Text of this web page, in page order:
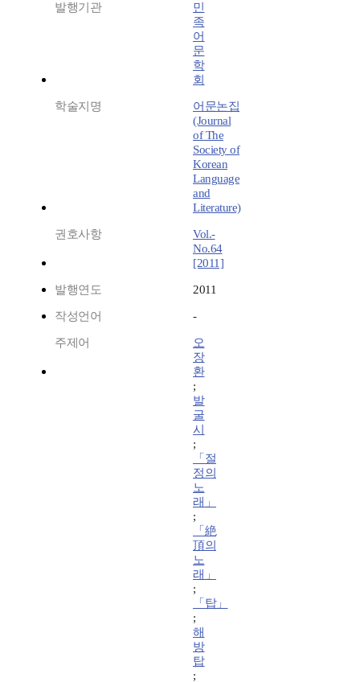
발행기관
민
족
어
문
학
회
학술지명
어문논집
(Journal
of The
Society of
Korean
Language
and
Literature)
권호사항
Vol.-
No.64
[2011]
발행연도 2011
작성언어 -
주제어
오
장
환
;
발
굴
시
;
「절
정의
노
래」
;
「絶
頂의
노
래」
;
「탑」
;
해
방
탑
;